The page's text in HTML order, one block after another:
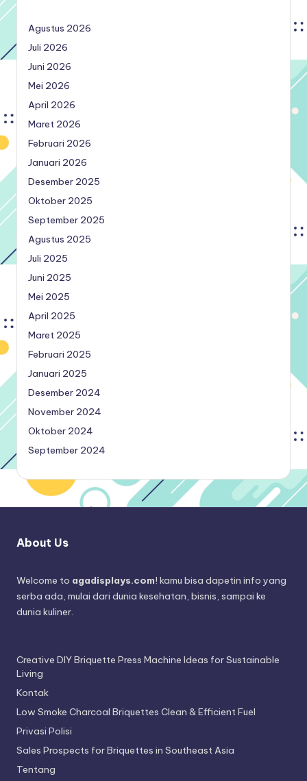
Agustus 2026
Juli 2026
Juni 2026
Mei 2026
April 2026
Maret 2026
Februari 2026
Januari 2026
Desember 2025
Oktober 2025
September 2025
Agustus 2025
Juli 2025
Juni 2025
Mei 2025
April 2025
Maret 2025
Februari 2025
Januari 2025
Desember 2024
November 2024
Oktober 2024
September 2024
About Us
Welcome to agadisplays.com! kamu bisa dapetin info yang
serba ada, mulai dari dunia kesehatan, bisnis, sampai ke
dunia kuliner.
Creative DIY Briquette Press Machine Ideas for Sustainable
Living
Kontak
Low Smoke Charcoal Briquettes Clean & Efficient Fuel
Privasi Polisi
Sales Prospects for Briquettes in Southeast Asia
Tentang